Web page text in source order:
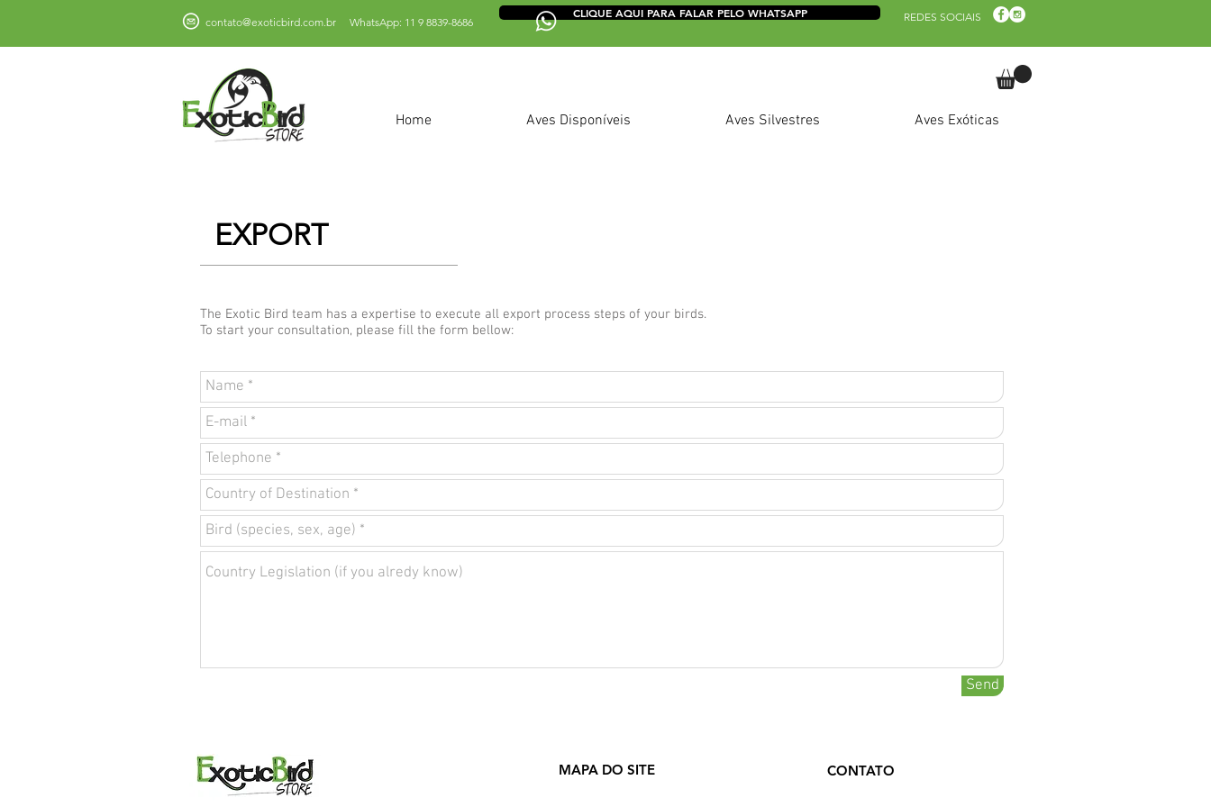
contato@exoticbird.com.br WhatsApp: 11 9 8839-8686
CLIQUE AQUI PARA FALAR PELO WHATSAPP REDES SOCIAIS
Home Aves Disponíveis Aves Silvestres Aves Exóticas
EXPORT
The Exotic Bird team has a expertise to execute all export process steps of your birds.
To start your consultation, please fill the form bellow:
Send
MAPA DO SITE CONTATO